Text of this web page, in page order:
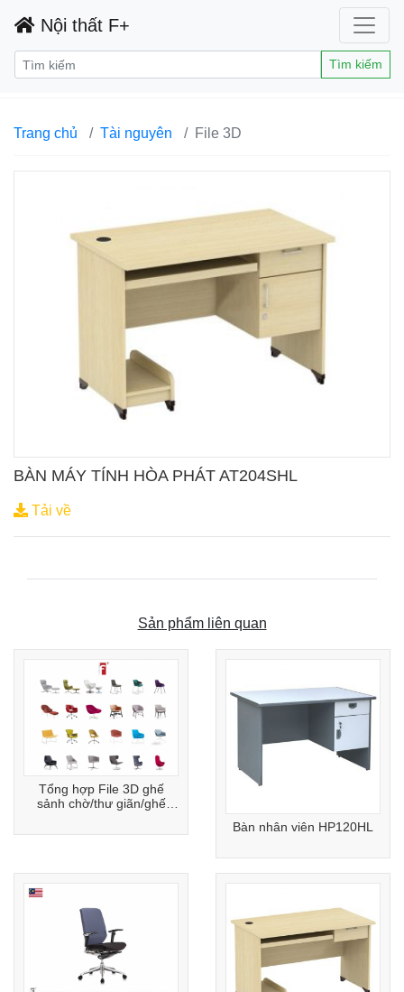
Nội thất F+
Tìm kiếm
Trang chủ Tài nguyên File 3D
BÀN MÁY TÍNH HÒA PHÁT AT204SHL
Tải về
Sản phẩm liên quan
Tổng hợp File 3D ghế
sảnh chờ/thư giãn/ghế
Bàn nhân viên HP120HL